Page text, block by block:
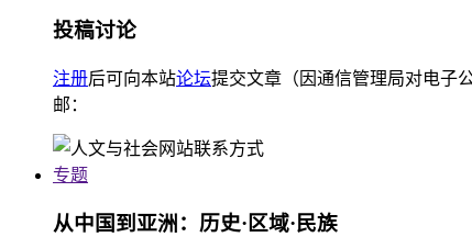
投稿讨论
注册后可向本站论坛提交文章（因通信管理局对电子
邮：
专题
从中国到亚洲：历史·区域·民族